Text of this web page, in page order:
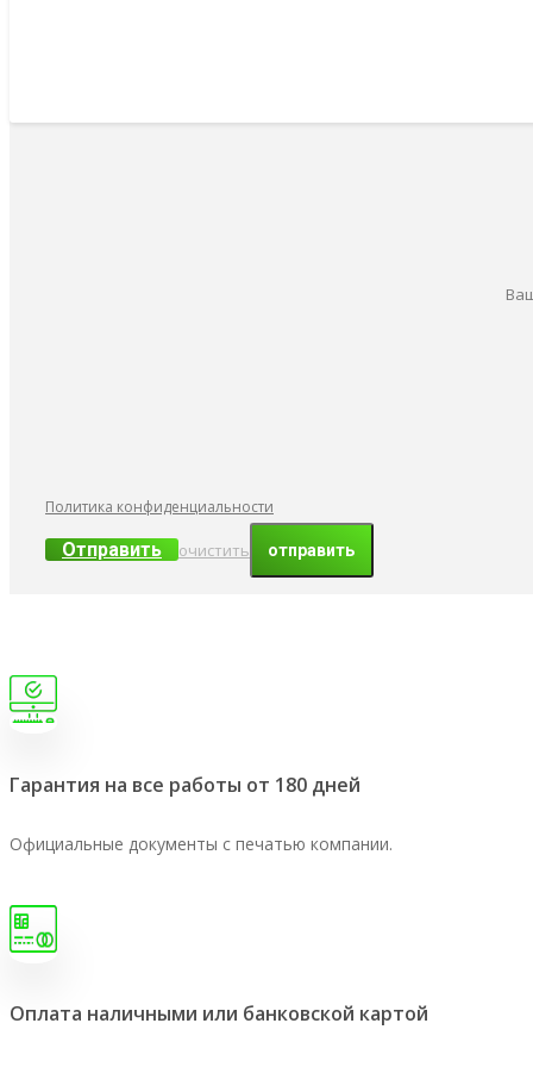
Политика конфиденциальности
Отправить очистить
Гарантия на все работы от 180 дней
Официальные документы с печатью компании.
Оплата наличными или банковской картой